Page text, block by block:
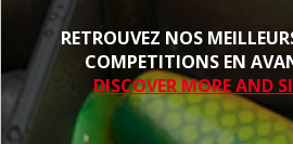
RETROUVEZ NOS
COMPETITIONS EN
DISCOVER MORE AND